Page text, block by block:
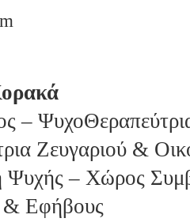
–
Ζευγαριού &
– Χώρος
& Εφήβους